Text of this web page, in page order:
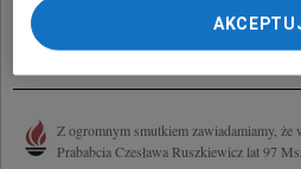
Z ogromnym smutkiem zawiadamiamy, że
Prababcia Czesława Ruszkiewicz lat 97
preferencjami dot. przetwarzania
odnośnik „Ustawienia
Zmiana ustawień plików cookie
My, nasi Zaufani Partnerzy i Agora